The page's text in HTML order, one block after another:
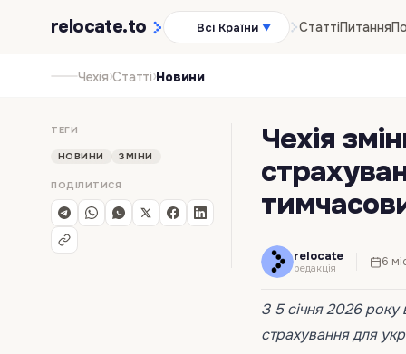
relocate.to Всі Країни ▼ СтаттіПитання
Чехія›Статті›Новини
ТЕГИ
НОВИНИ ЗМІНИ
ПОДІЛИТИСЯ
Чехія
relocate
редакція 6
З 5 січня 2026 року
страхування для